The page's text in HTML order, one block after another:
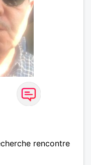
rencontre